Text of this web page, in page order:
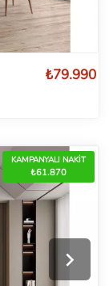
₺79.990
KAMPANYALI NAKİT
₺61.870